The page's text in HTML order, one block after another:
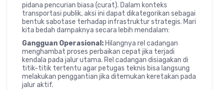
pidana pencurian biasa (curat). Dalam konteks
transportasi publik, aksi ini dapat dikategorikan sebagai
bentuk sabotase terhadap infrastruktur strategis. Mari
kita bedah dampaknya secara lebih mendalam:
Gangguan Operasional: Hilangnya rel cadangan
menghambat proses perbaikan cepat jika terjadi
kendala pada jalur utama. Rel cadangan disiagakan di
titik-titik tertentu agar petugas teknis bisa langsung
melakukan penggantian jika ditemukan keretakan pada
jalur aktif.